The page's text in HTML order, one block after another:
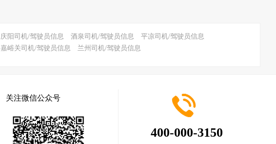
庆阳司机/驾驶员信息 酒泉司机/驾驶员信息
平凉司机/驾驶员信息
嘉峪关司机/驾驶员信息 兰州司机/驾驶员信息
关注微信公众号
400-000-3150